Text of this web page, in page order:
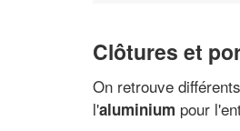
Clôtures et
On retrouve
l'aluminium pour